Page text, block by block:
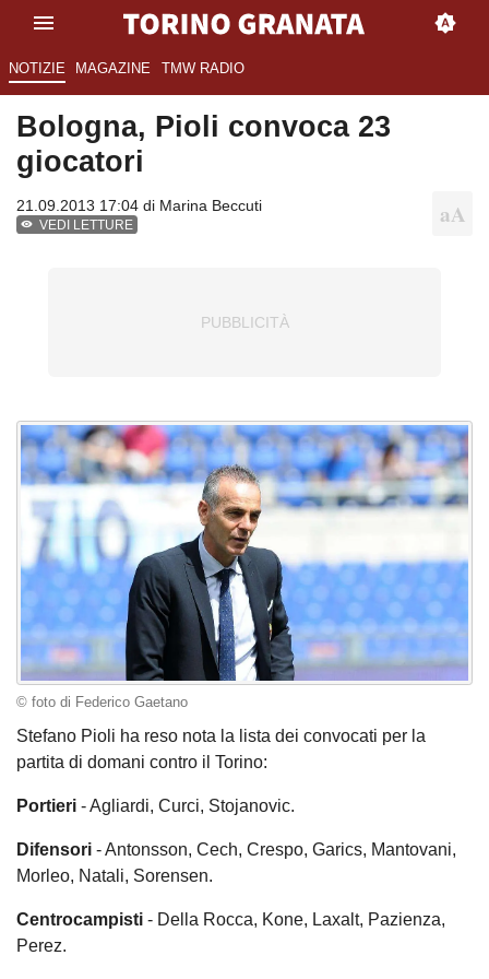
NOTIZIE MAGAZINE TMW RADIO
Bologna, Pioli convoca 23
giocatori
21.09.2013 17:04 di Marina Beccuti
VEDI LETTURE
© foto di Federico Gaetano
Stefano Pioli ha reso nota la lista dei convocati per la
partita di domani contro il Torino:
Portieri - Agliardi, Curci, Stojanovic.
Difensori - Antonsson, Cech, Crespo, Garics, Mantovani,
Morleo, Natali, Sorensen.
Centrocampisti - Della Rocca, Kone, Laxalt, Pazienza,
Perez.